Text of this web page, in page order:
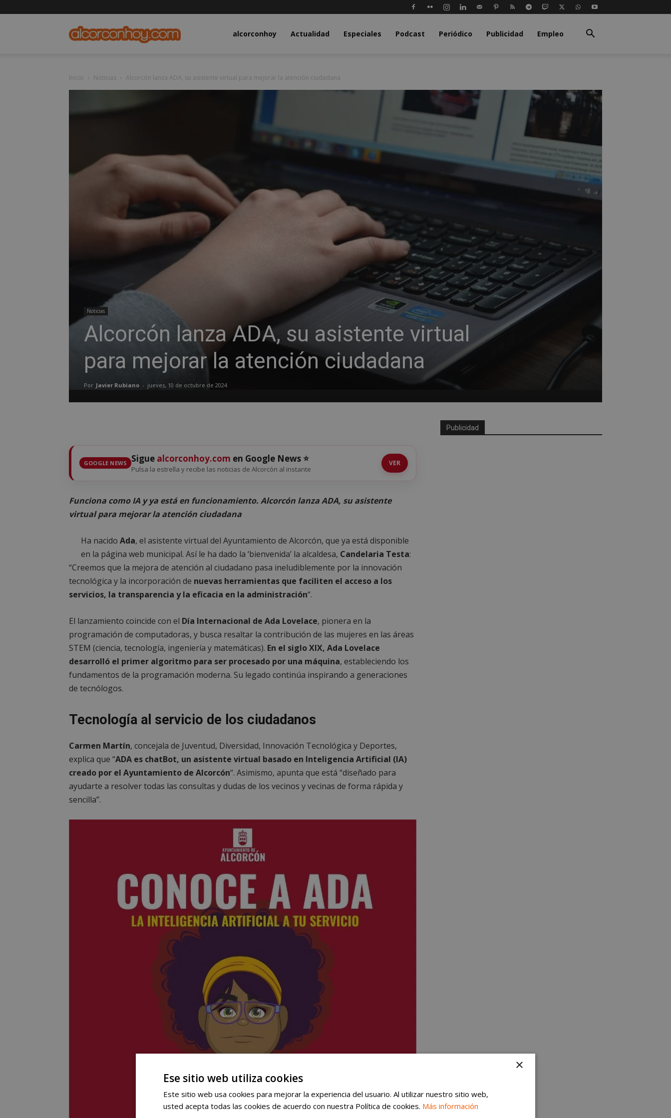
alcorconhoy.comalcorconhoy Actualidad Especiales Podcast Periódico Publicidad Empleo
Inicio Noticias Alcorcón lanza ADA, su asistente virtual para mejorar la atención ciudadana
Noticias
Alcorcón lanza ADA, su asistente virtual
para mejorar la atención ciudadana
Por Javier Rubiano - jueves, 10 de octubre de 2024
GOOGLE NEWS Sigue alcorconhoy.com en Google News ⭐
Pulsa la estrella y recibe las noticias de Alcorcón al instante
VER
Funciona como IA y ya está en funcionamiento. Alcorcón lanza ADA, su asistente
virtual para mejorar la atención ciudadana
Ha nacido Ada, el asistente virtual del Ayuntamiento de Alcorcón, que ya está disponible
en la página web municipal. Así le ha dado la ‘bienvenida’ la alcaldesa, Candelaria Testa:
“Creemos que la mejora de atención al ciudadano pasa ineludiblemente por la innovación
tecnológica y la incorporación de nuevas herramientas que faciliten el acceso a los
servicios, la transparencia y la eficacia en la administración“.
El lanzamiento coincide con el Día Internacional de Ada Lovelace, pionera en la
programación de computadoras, y busca resaltar la contribución de las mujeres en las áreas
STEM (ciencia, tecnología, ingeniería y matemáticas). En el siglo XIX, Ada Lovelace
desarrolló el primer algoritmo para ser procesado por una máquina, estableciendo los
fundamentos de la programación moderna. Su legado continúa inspirando a generaciones
de tecnólogos.
Tecnología al servicio de los ciudadanos
Carmen Martín, concejala de Juventud, Diversidad, Innovación Tecnológica y Deportes,
explica que “ADA es chatBot, un asistente virtual basado en Inteligencia Artificial (IA)
creado por el Ayuntamiento de Alcorcón“. Asimismo, apunta que está “diseñado para
ayudarte a resolver todas las consultas y dudas de los vecinos y vecinas de forma rápida y
sencilla”.
Publicidad
×
Ese sitio web utiliza cookies
Este sitio web usa cookies para mejorar la experiencia del usuario. Al utilizar nuestro sitio web,
usted acepta todas las cookies de acuerdo con nuestra Política de cookies. Más información